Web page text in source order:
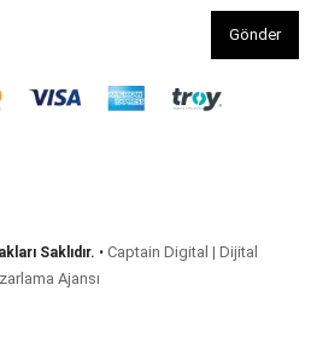
Gönder
Saklıdır. • Captain Digital | Dijital
Ajansı